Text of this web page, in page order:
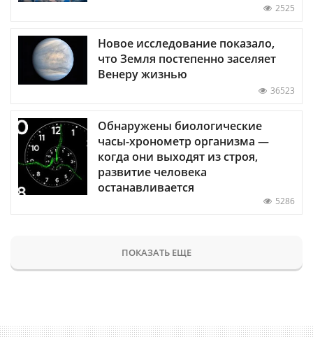
2525
Новое исследование показало,
что Земля постепенно заселяет
Венеру жизнью
36523
Обнаружены биологические
часы-хронометр организма —
когда они выходят из строя,
развитие человека
останавливается
5286
ПОКАЗАТЬ ЕЩЕ